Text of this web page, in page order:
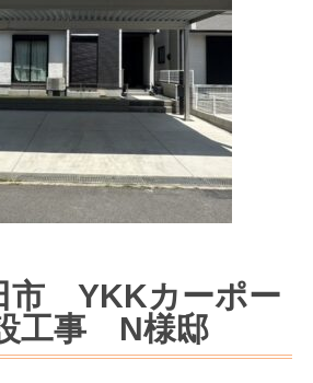
市 YKKカーポー
工事 N様邸